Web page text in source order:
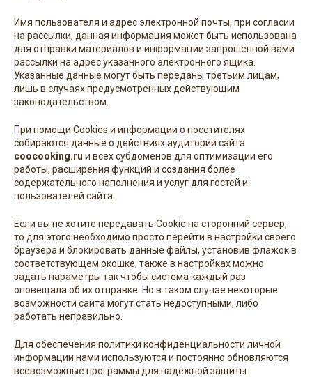
Имя пользователя и адрес электронной почты, при согласии
на рассылки, данная информация может быть использована
для отправки материалов и информации запрошенной вами
рассылки на адрес указанного электронного ящика.
Указанные данные могут быть переданы третьим лицам,
лишь в случаях предусмотренных действующим
законодательством.
При помощи Cookies и информации о посетителях
собираются данные о действиях аудитории сайта
coocooking.ru и всех субдоменов для оптимизации его
работы, расширения функций и создания более
содержательного наполнения и услуг для гостей и
пользователей сайта.
Если вы не хотите передавать Cookie на сторонний сервер,
то для этого необходимо просто перейти в настройки своего
браузера и блокировать данные файлы, установив флажок в
соответствующем окошке, также в настройках можно
задать параметры так чтобы система каждый раз
оповещала об их отправке. Но в таком случае некоторые
возможности сайта могут стать недоступными, либо
работать неправильно.
Для обеспечения политики конфиденциальности личной
информации нами используются и постоянно обновляются
всевозможные программы для надежной защиты